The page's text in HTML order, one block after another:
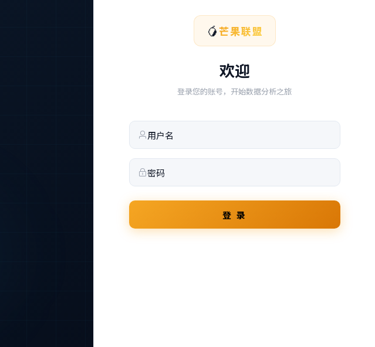
🥭芒果联盟
欢迎
登录您的账号，开始数据分析之旅
登 录